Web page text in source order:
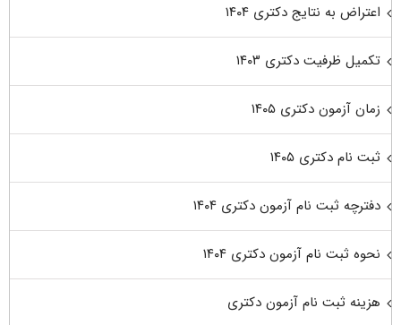
اعتراض به نتایج دکتری ۱۴۰۴
تکمیل ظرفیت دکتری ۱۴۰۳
زمان آزمون دکتری ۱۴۰۵
ثبت نام دکتری ۱۴۰۵
دفترچه ثبت نام آزمون دکتری ۱۴۰۴
نحوه ثبت نام آزمون دکتری ۱۴۰۴
هزینه ثبت نام آزمون دکتری